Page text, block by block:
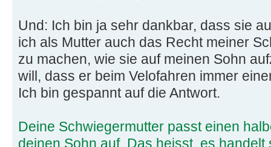
Und: Ich bin ja sehr dankbar, dass sie
ich als Mutter auch das Recht meiner
zu machen, wie sie auf meinen Sohn
will, dass er beim Velofahren immer
Ich bin gespannt auf die Antwort.
Deine Schwiegermutter passt einen
deinen Sohn auf. Das heisst, es handelt